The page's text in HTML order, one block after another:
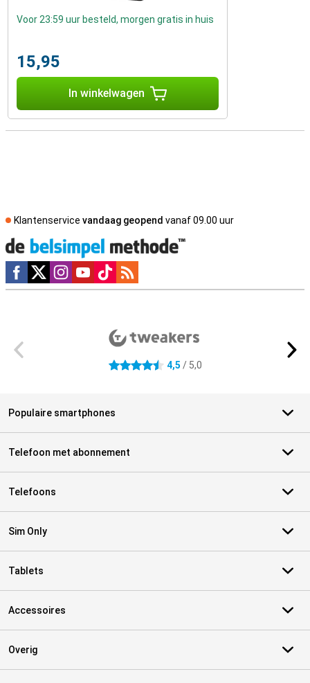
Voor 23:59 uur besteld, morgen gratis in huis
15,95
In winkelwagen
Klantenservice vandaag geopend vanaf 09.00 uur
Social media
4.5 sterren 4,5 / 5,0
Populaire smartphones
Telefoon met abonnement
Telefoons
Sim Only
Tablets
Accessoires
Overig